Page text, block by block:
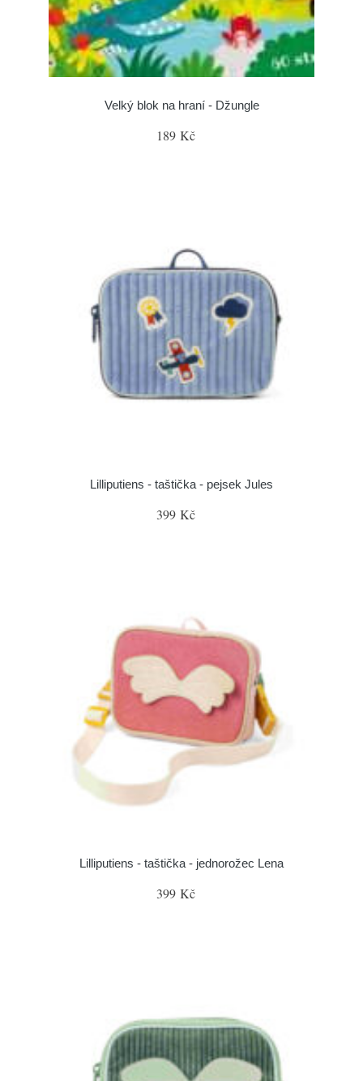
Velký blok na hraní - Džungle
189 Kč
Lilliputiens - taštička - pejsek Jules
399 Kč
Lilliputiens - taštička - jednorožec Lena
399 Kč